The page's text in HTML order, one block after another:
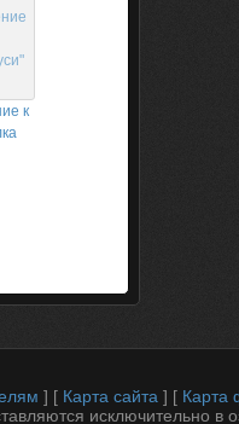
к
] [ Карта сайта ] [ Карта
исключительно в